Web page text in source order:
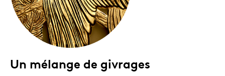
Un mélange de givrages